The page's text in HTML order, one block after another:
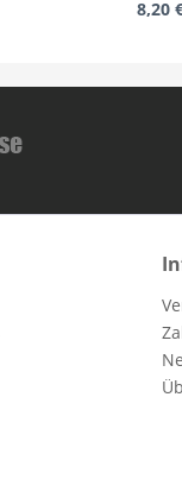
8,20